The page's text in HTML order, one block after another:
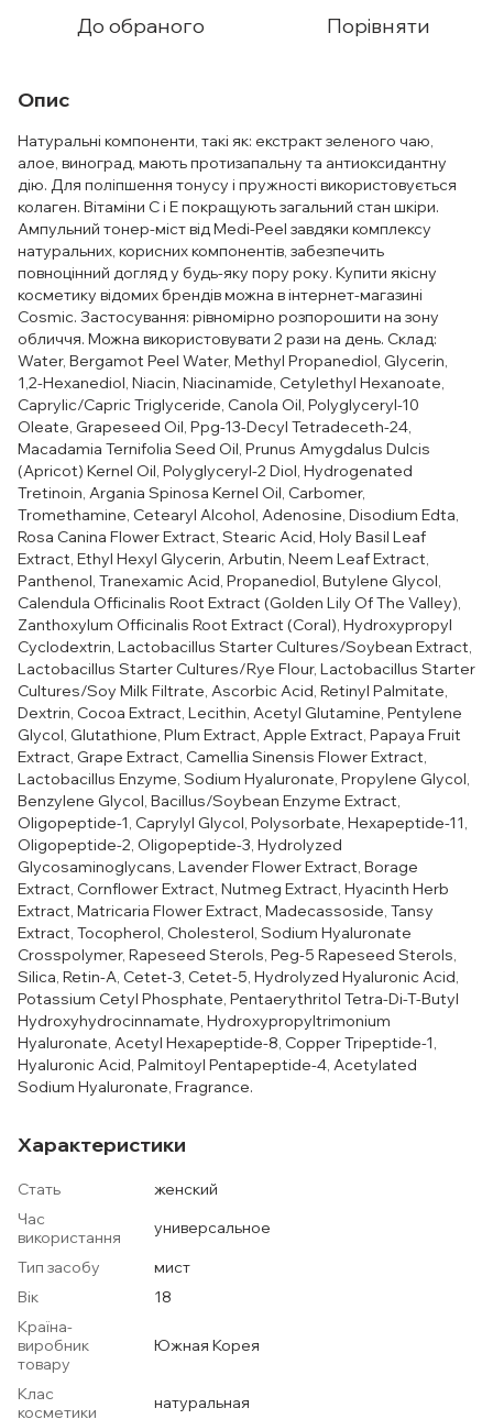
До обраного Порівняти
Опис
Натуральні компоненти, такі як: екстракт зеленого чаю,
алое, виноград, мають протизапальну та антиоксидантну
дію. Для поліпшення тонусу і пружності використовується
колаген. Вітаміни С і Е покращують загальний стан шкіри.
Ампульний тонер-міст від Medi-Peel завдяки комплексу
натуральних, корисних компонентів, забезпечить
повноцінний догляд у будь-яку пору року. Купити якісну
косметику відомих брендів можна в інтернет-магазині
Cosmic. Застосування: рівномірно розпорошити на зону
обличчя. Можна використовувати 2 рази на день. Склад:
Water, Bergamot Peel Water, Methyl Propanediol, Glycerin,
1,2-Hexanediol, Niacin, Niacinamide, Cetylethyl Hexanoate,
Caprylic/Capric Triglyceride, Canola Oil, Polyglyceryl-10
Oleate, Grapeseed Oil, Ppg-13-Decyl Tetradeceth-24,
Macadamia Ternifolia Seed Oil, Prunus Amygdalus Dulcis
(Apricot) Kernel Oil, Polyglyceryl-2 Diol, Hydrogenated
Tretinoin, Argania Spinosa Kernel Oil, Carbomer,
Tromethamine, Cetearyl Alcohol, Adenosine, Disodium Edta,
Rosa Canina Flower Extract, Stearic Acid, Holy Basil Leaf
Extract, Ethyl Hexyl Glycerin, Arbutin, Neem Leaf Extract,
Panthenol, Tranexamic Acid, Propanediol, Butylene Glycol,
Calendula Officinalis Root Extract (Golden Lily Of The Valley),
Zanthoxylum Officinalis Root Extract (Coral), Hydroxypropyl
Cyclodextrin, Lactobacillus Starter Cultures/Soybean Extract,
Lactobacillus Starter Cultures/Rye Flour, Lactobacillus Starter
Cultures/Soy Milk Filtrate, Ascorbic Acid, Retinyl Palmitate,
Dextrin, Cocoa Extract, Lecithin, Acetyl Glutamine, Pentylene
Glycol, Glutathione, Plum Extract, Apple Extract, Papaya Fruit
Extract, Grape Extract, Camellia Sinensis Flower Extract,
Lactobacillus Enzyme, Sodium Hyaluronate, Propylene Glycol,
Benzylene Glycol, Bacillus/Soybean Enzyme Extract,
Oligopeptide-1, Caprylyl Glycol, Polysorbate, Hexapeptide-11,
Oligopeptide-2, Oligopeptide-3, Hydrolyzed
Glycosaminoglycans, Lavender Flower Extract, Borage
Extract, Cornflower Extract, Nutmeg Extract, Hyacinth Herb
Extract, Matricaria Flower Extract, Madecassoside, Tansy
Extract, Tocopherol, Cholesterol, Sodium Hyaluronate
Crosspolymer, Rapeseed Sterols, Peg-5 Rapeseed Sterols,
Silica, Retin-A, Cetet-3, Cetet-5, Hydrolyzed Hyaluronic Acid,
Potassium Cetyl Phosphate, Pentaerythritol Tetra-Di-T-Butyl
Hydroxyhydrocinnamate, Hydroxypropyltrimonium
Hyaluronate, Acetyl Hexapeptide-8, Copper Tripeptide-1,
Hyaluronic Acid, Palmitoyl Pentapeptide-4, Acetylated
Sodium Hyaluronate, Fragrance.
Характеристики
Стать
женский
Час
використання
универсальное
Тип засобу
мист
Вік
18
Країна-
виробник
товару
Южная Корея
Клас
косметики
натуральная